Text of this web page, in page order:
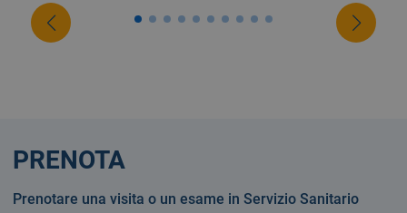
PRENOTA
Prenotare una visita o un esame in Servizio Sanitario